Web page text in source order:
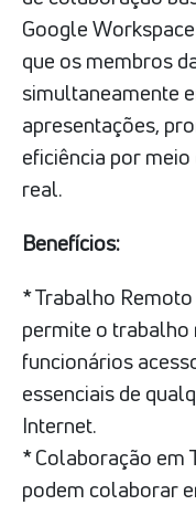
Google
que os membros
simultaneamente
apresentações,
eficiência por
real.
Benefícios:
* Trabalho
permite o
funcionários
essenciais de
Internet.
* Colaboração em
podem colaborar